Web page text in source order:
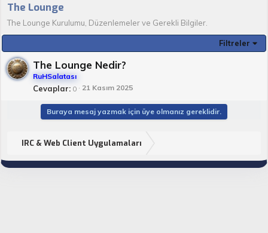
The Lounge
The Lounge Kurulumu, Düzenlemeler ve Gerekli Bilgiler.
Filtreler
The Lounge Nedir?
RuHSalatası
Cevaplar 0 21 Kasım 2025
Buraya mesaj yazmak için üye olmanız gereklidir.
IRC & Web Client Uygulamaları